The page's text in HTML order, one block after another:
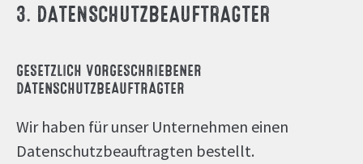
3. DATENSCHUTZBEAUFTRAGTER
GESETZLICH VORGESCHRIEBENER
DATENSCHUTZBEAUFTRAGTER
Wir haben für unser Unternehmen einen
Datenschutzbeauftragten bestellt.